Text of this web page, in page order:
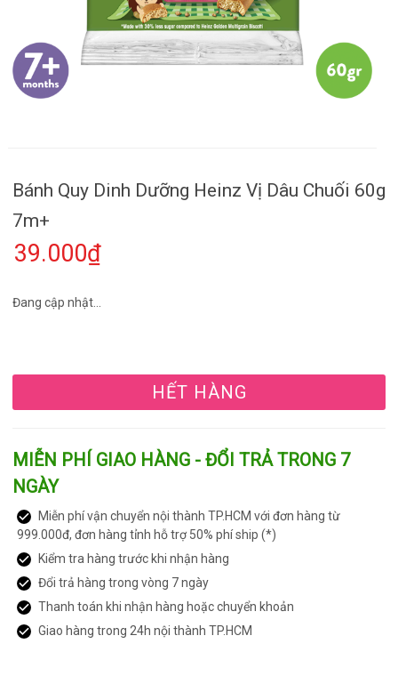
Bánh Quy Dinh Dưỡng Heinz Vị Dâu Chuối 60g
7m+
39.000₫
Đang cập nhật...
HẾT HÀNG
MIỄN PHÍ GIAO HÀNG - ĐỔI TRẢ TRONG 7
NGÀY
Miễn phí vận chuyển nội thành TP.HCM với đơn hàng từ
999.000đ, đơn hàng tỉnh hỗ trợ 50% phí ship (*)
Kiểm tra hàng trước khi nhận hàng
Đổi trả hàng trong vòng 7 ngày
Thanh toán khi nhận hàng hoặc chuyển khoản
Giao hàng trong 24h nội thành TP.HCM